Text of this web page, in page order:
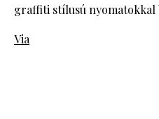
graffiti stílusú
Via